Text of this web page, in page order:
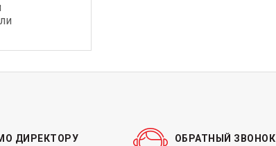
ДИРЕКТОРУ ОБРАТНЫЙ ЗВОНОК